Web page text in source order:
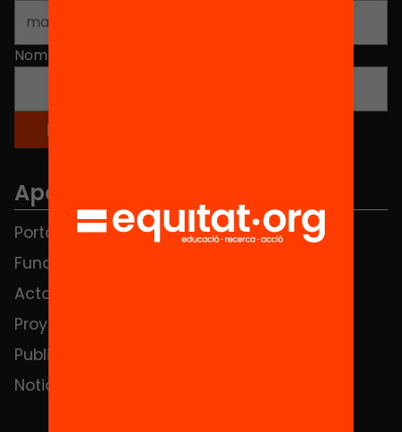
Nombre
Apartados
Portada
Fundación
Actos
Proyectos
Publicaciones y vídeos
Noticias
FAQS